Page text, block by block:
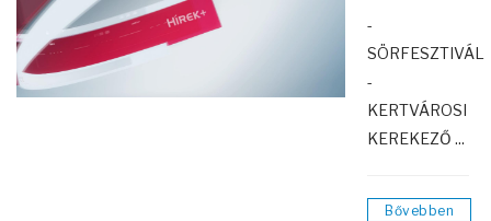
-
SÖRFESZTIVÁL
-
KERTVÁROSI
KEREKEZŐ ...
Bővebben